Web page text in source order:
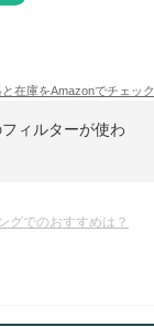
在庫をAmazonでチェック
ィルターが使わ
グでのおすすめは？